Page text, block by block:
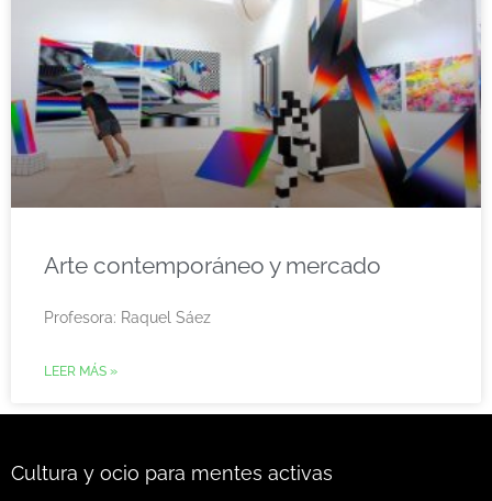
Arte contemporáneo y mercado
Profesora: Raquel Sáez
LEER MÁS »
Cultura y ocio para mentes activas